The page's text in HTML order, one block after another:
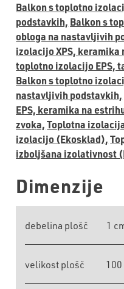
Balkon s toplotno
podstavkih, Balkon s
obloga na nastavljivih
izolacijo XPS, keramika
toplotno izolacijo EPS,
Balkon s toplotno
nastavljivih podstavkih,
EPS, keramika na
zvoka, Toplotna
izolacijo (Ekosklad),
izboljšana izolativnost
Dimenzije
debelina plošč 1
velikost plošč 100